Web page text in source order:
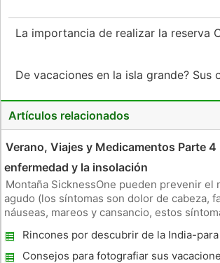
La importancia de realizar la reserva
De vacaciones en la isla grande?
Artículos relacionados
Verano, Viajes y Medicamentos Parte
enfermedad y la insolación
Montaña SicknessOne pueden prevenir el
agudo (los síntomas son dolor de cabeza,
náuseas, mareos y cansancio, estos
reducción de la velocidad a la que se está
altitudes m
Rincones por descubrir de la India-
viajeros-i
Consejos para fotografiar sus